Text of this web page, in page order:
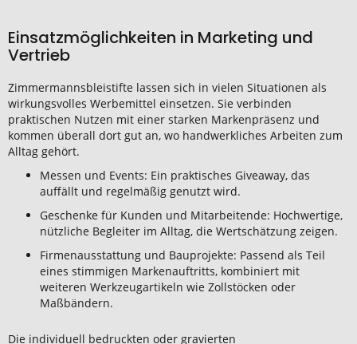
Einsatzmöglichkeiten in Marketing und
Vertrieb
Zimmermannsbleistifte lassen sich in vielen Situationen als
wirkungsvolles Werbemittel einsetzen. Sie verbinden
praktischen Nutzen mit einer starken Markenpräsenz und
kommen überall dort gut an, wo handwerkliches Arbeiten zum
Alltag gehört.
Messen und Events: Ein praktisches Giveaway, das
auffällt und regelmäßig genutzt wird.
Geschenke für Kunden und Mitarbeitende: Hochwertige,
nützliche Begleiter im Alltag, die Wertschätzung zeigen.
Firmenausstattung und Bauprojekte: Passend als Teil
eines stimmigen Markenauftritts, kombiniert mit
weiteren Werkzeugartikeln wie Zollstöcken oder
Maßbändern.
Die individuell bedruckten oder gravierten